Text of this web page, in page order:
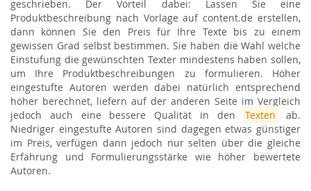
geschrieben. Der Vorteil dabei: Lassen Sie eine
Produktbeschreibung nach Vorlage auf content.de erstellen,
dann können Sie den Preis für Ihre Texte bis zu einem
gewissen Grad selbst bestimmen. Sie haben die Wahl welche
Einstufung die gewünschten Texter mindestens haben sollen,
um Ihre Produktbeschreibungen zu formulieren. Höher
eingestufte Autoren werden dabei natürlich entsprechend
höher berechnet, liefern auf der anderen Seite im Vergleich
jedoch auch eine bessere Qualität in den
Texten
ab.
Niedriger eingestufte Autoren sind dagegen etwas günstiger
im Preis, verfügen dann jedoch nur selten über die gleiche
Erfahrung und Formulierungsstärke wie höher bewertete
Autoren.